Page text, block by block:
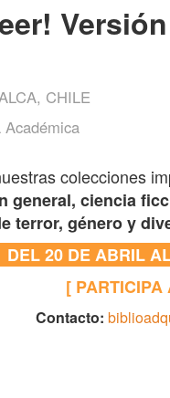
CHILE
colecciones
general, ciencia
terror, género y
DEL 20 DE ABRIL
[ PARTICIPA
Contacto: